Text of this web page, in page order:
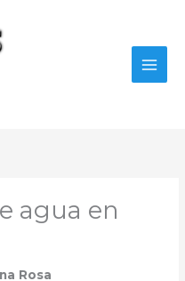
agua en
Rosa